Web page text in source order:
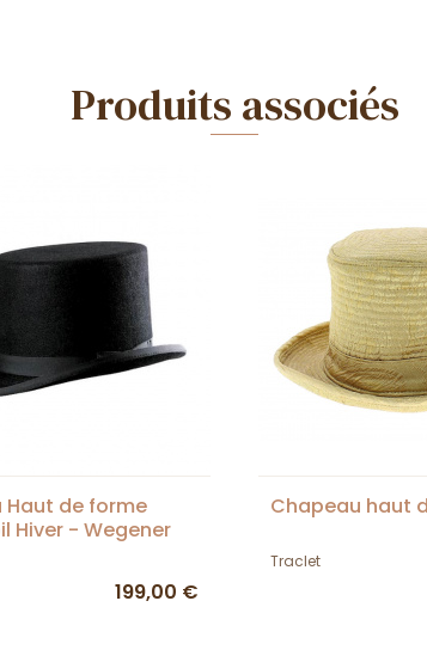
Produits associés
Haut de forme
Hiver - Wegener
199,00 €
Chapeau haut
Traclet